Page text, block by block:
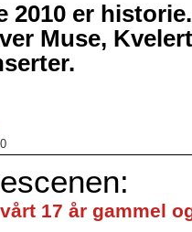
2010 er
Muse,
17 år gammel